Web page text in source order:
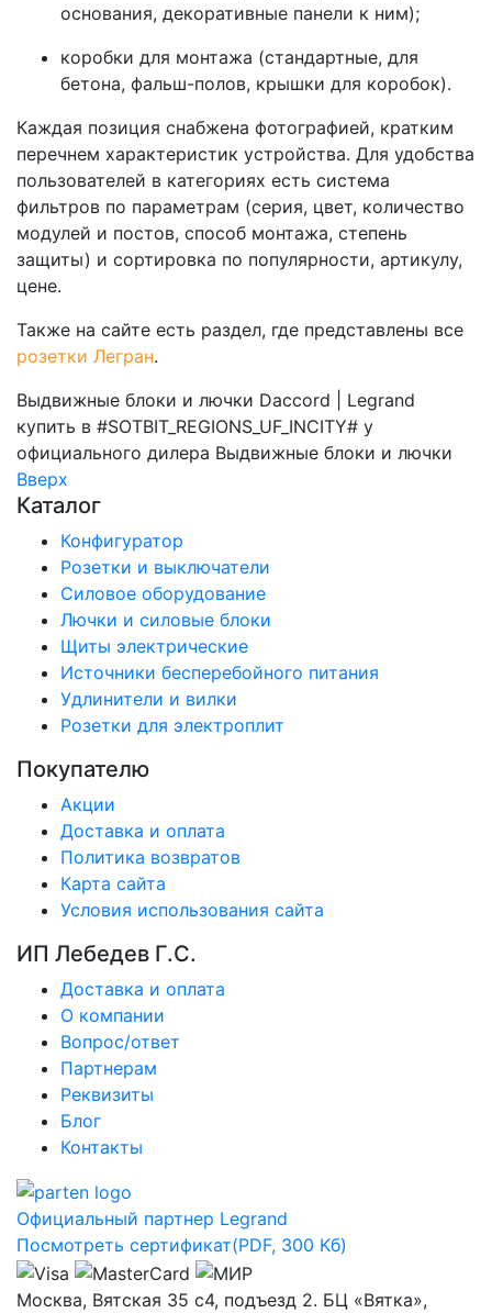
основания, декоративные панели к ним);
коробки для монтажа (стандартные, для
бетона, фальш-полов, крышки для коробок).
Каждая позиция снабжена фотографией, кратким
перечнем характеристик устройства. Для удобства
пользователей в категориях есть система
фильтров по параметрам (серия, цвет, количество
модулей и постов, способ монтажа, степень
защиты) и сортировка по популярности, артикулу,
цене.
Также на сайте есть раздел, где представлены все
розетки Легран.
Выдвижные блоки и лючки Daccord | Legrand
купить в #SOTBIT_REGIONS_UF_INCITY# у
официального дилера Выдвижные блоки и лючки
Вверх
Каталог
Конфигуратор
Розетки и выключатели
Силовое оборудование
Лючки и силовые блоки
Щиты электрические
Источники бесперебойного питания
Удлинители и вилки
Розетки для электроплит
Покупателю
Акции
Доставка и оплата
Политика возвратов
Карта сайта
Условия использования сайта
ИП Лебедев Г.С.
Доставка и оплата
О компании
Вопрос/ответ
Партнерам
Реквизиты
Блог
Контакты
Официальный партнер Legrand
Посмотреть сертификат(PDF, 300 Kб)
Москва, Вятская 35 с4, подъезд 2. БЦ «Вятка»,